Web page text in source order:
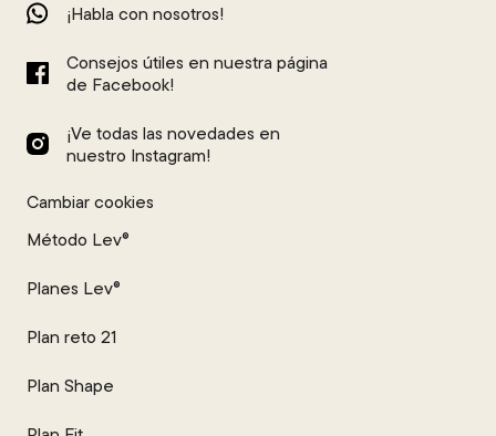
¡Habla con nosotros!
Consejos útiles en nuestra página
de Facebook!
¡Ve todas las novedades en
nuestro Instagram!
Cambiar cookies
Método Lev®
Planes Lev®
Plan reto 21
Plan Shape